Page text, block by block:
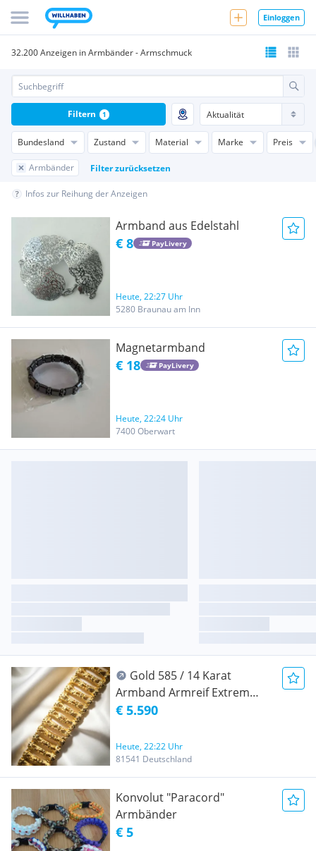
Einloggen
32.200 Anzeigen in Armbänder - Armschmuck
Bundesland Zustand Material Marke Preis
Armbänder Filter zurücksetzen
Filtern 1
Infos zur Reihung der Anzeigen
Armband aus Edelstahl
€ 8 PayLivery
Heute, 22:27 Uhr
5280 Braunau am Inn
Magnetarmband
€ 18 PayLivery
Heute, 22:24 Uhr
7400 Oberwart
Gold 585 / 14 Karat
Armband Armreif Extrem
Breit Massiv Investition
€ 5.590
Heute, 22:22 Uhr
81541 Deutschland
Konvolut "Paracord"
Armbänder
€ 5